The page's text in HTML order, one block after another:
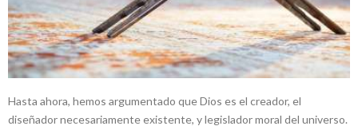
Hasta ahora, hemos argumentado que Dios es el creador, el
diseñador necesariamente existente, y legislador moral del universo.